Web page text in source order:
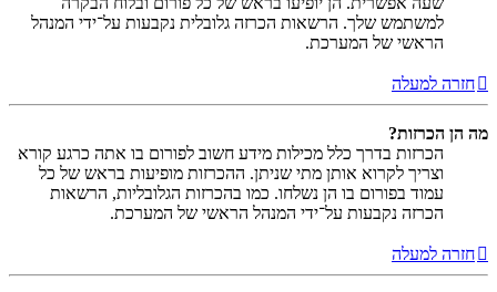
למשתמש שלך. הרשאות הכרזה גלובלית נקבעות על־ידי המנהל
הראשי של המערכת.
חזרה למעלה
מה הן הכרזות?
הכרזות בדרך כלל מכילות מידע חשוב לפורום בו אתה כרגע קורא
וצריך לקרוא אותן מתי שניתן. ההכרזות מופיעות בראש של כל
עמוד בפורום בו הן נשלחו. כמו בהכרזות הגלובליות, הרשאות
הכרזה נקבעות על־ידי המנהל הראשי של המערכת.
חזרה למעלה